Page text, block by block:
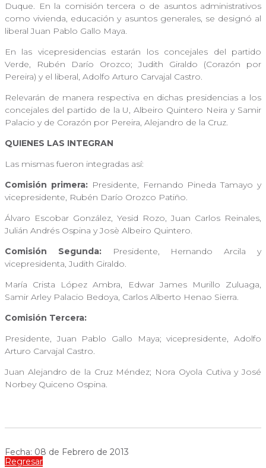
Duque. En la comisión tercera o de asuntos administrativos
como vivienda, educación y asuntos generales, se designó al
liberal Juan Pablo Gallo Maya.
En las vicepresidencias estarán los concejales del partido
Verde, Rubén Darío Orozco; Judith Giraldo (Corazón por
Pereira) y el liberal, Adolfo Arturo Carvajal Castro.
Relevarán de manera respectiva en dichas presidencias a los
concejales del partido de la U, Albeiro Quintero Neira y Samir
Palacio y de Corazón por Pereira, Alejandro de la Cruz.
QUIENES LAS INTEGRAN
Las mismas fueron integradas así:
Comisión primera:Presidente, Fernando Pineda Tamayo y
vicepresidente, Rubén Darío Orozco Patiño.
Álvaro Escobar González, Yesid Rozo, Juan Carlos Reinales,
Julián Andrés Ospina y Josè Albeiro Quintero.
Comisión Segunda:Presidente, Hernando Arcila y
vicepresidenta, Judith Giraldo.
María Crista López Ambra, Edwar James Murillo Zuluaga,
Samir Arley Palacio Bedoya, Carlos Alberto Henao Sierra.
Comisión Tercera:
Presidente, Juan Pablo Gallo Maya; vicepresidente, Adolfo
Arturo Carvajal Castro.
Juan Alejandro de la Cruz Méndez; Nora Oyola Cutiva y José
Norbey Quiceno Ospina.
Fecha: 08 de Febrero de 2013
Regresar